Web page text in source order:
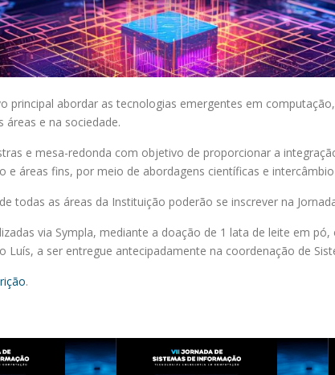
principal abordar as tecnologias emergentes em
áreas e na sociedade.
e mesa-redonda com objetivo de proporcionar a
e áreas fins, por meio de abordagens científicas e
todas as áreas da Instituição poderão se inscrever na
via Sympla, mediante a doação de 1 lata de leite em
Luís, a ser entregue antecipadamente na coordenação de
.